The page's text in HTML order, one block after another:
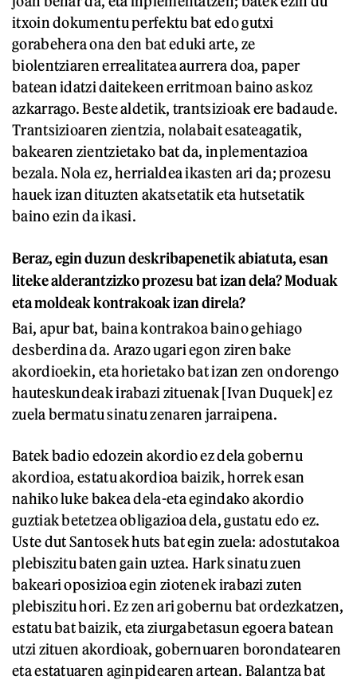
itxoin dokumentu perfektu bat edo gutxi
gorabehera ona den bat eduki arte, ze
biolentziaren errealitatea aurrera doa, paper
batean idatzi daitekeen erritmoan baino askoz
azkarrago. Beste aldetik, trantsizioak ere badaude.
Trantsizioaren zientzia, nolabait esateagatik,
bakearen zientzietako bat da, inplementazioa
bezala. Nola ez, herrialdea ikasten ari da; prozesu
hauek izan dituzten akatsetatik eta hutsetatik
baino ezin da ikasi.
Beraz, egin duzun deskribapenetik abiatuta, esan
liteke alderantzizko prozesu bat izan dela? Moduak
eta moldeak kontrakoak izan direla?
Bai, apur bat, baina kontrakoa baino gehiago
desberdina da. Arazo ugari egon ziren bake
akordioekin, eta horietako bat izan zen ondorengo
hauteskundeak irabazi zituenak [Ivan Duquek] ez
zuela bermatu sinatu zenaren jarraipena.
Batek badio edozein akordio ez dela gobernu
akordioa, estatu akordioa baizik, horrek esan
nahiko luke bakea dela-eta egindako akordio
guztiak betetzea obligazioa dela, gustatu edo ez.
Uste dut Santosek huts bat egin zuela: adostutakoa
plebiszitu baten gain uztea. Hark sinatu zuen
bakeari oposizioa egin ziotenek irabazi zuten
plebiszitu hori. Ez zen ari gobernu bat ordezkatzen,
estatu bat baizik, eta ziurgabetasun egoera batean
utzi zituen akordioak, gobernuaren borondatearen
eta estatuaren aginpidearen artean. Balantza bat